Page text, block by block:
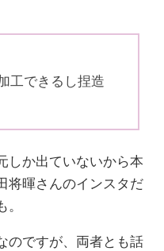
工できるし捏造
しか出ていないから本
将暉さんのインスタだ
のですが、両者とも話